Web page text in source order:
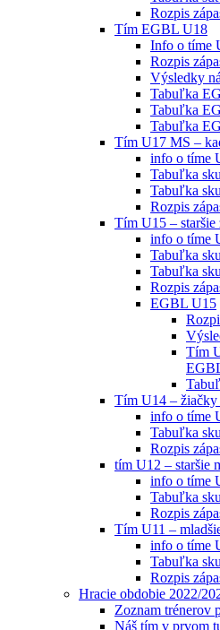
Rozpis
Tím EGBL U18
Info o tíme
Rozpis
Výsledky
Tabuľka
Tabuľka
Tabuľka
Tím U17 MS –
info o tíme
Tabuľka
Tabuľka
Rozpis
Tím U15 – staršie
info o tíme
Tabuľka
Tabuľka
Rozpis
EGBL U15
Tím
Tím U14 – žiačky
info o tíme
Tabuľka
Rozpis
tím U12 – staršie
info o tíme
Tabuľka
Rozpis
Tím U11 –
info o tíme
Tabuľka
Rozpis
Hracie obdobie 2022/
Zoznam trénerov
Náš tím v prvom